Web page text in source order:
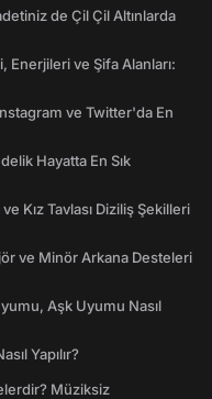
de Çil Çil Altınlarda
Enerjileri ve Şifa Alanları:
ve Twitter'da En
Hayatta En Sık
Kız Tavlası Diziliş Şekilleri
ve Minör Arkana Desteleri
Aşk Uyumu Nasıl
Yapılır?
Müziksiz